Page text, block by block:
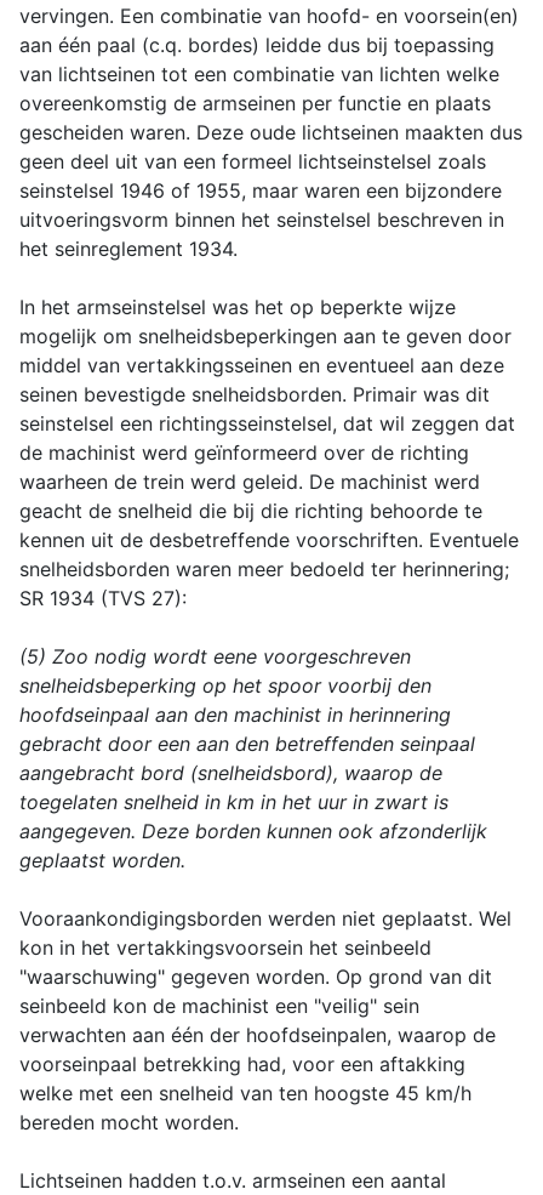
vervingen. Een combinatie van hoofd- en voorsein(en)
aan één paal (c.q. bordes) leidde dus bij toepassing
van lichtseinen tot een combinatie van lichten welke
overeenkomstig de armseinen per functie en plaats
gescheiden waren. Deze oude lichtseinen maakten dus
geen deel uit van een formeel lichtseinstelsel zoals
seinstelsel 1946 of 1955, maar waren een bijzondere
uitvoeringsvorm binnen het seinstelsel beschreven in
het seinreglement 1934.
In het armseinstelsel was het op beperkte wijze
mogelijk om snelheidsbeperkingen aan te geven door
middel van vertakkingsseinen en eventueel aan deze
seinen bevestigde snelheidsborden. Primair was dit
seinstelsel een richtingsseinstelsel, dat wil zeggen dat
de machinist werd geïnformeerd over de richting
waarheen de trein werd geleid. De machinist werd
geacht de snelheid die bij die richting behoorde te
kennen uit de desbetreffende voorschriften. Eventuele
snelheidsborden waren meer bedoeld ter herinnering;
SR 1934 (TVS 27):
(5) Zoo nodig wordt eene voorgeschreven
snelheidsbeperking op het spoor voorbij den
hoofdseinpaal aan den machinist in herinnering
gebracht door een aan den betreffenden seinpaal
aangebracht bord (snelheidsbord), waarop de
toegelaten snelheid in km in het uur in zwart is
aangegeven. Deze borden kunnen ook afzonderlijk
geplaatst worden.
Vooraankondigingsborden werden niet geplaatst. Wel
kon in het vertakkingsvoorsein het seinbeeld
"waarschuwing" gegeven worden. Op grond van dit
seinbeeld kon de machinist een "veilig" sein
verwachten aan één der hoofdseinpalen, waarop de
voorseinpaal betrekking had, voor een aftakking
welke met een snelheid van ten hoogste 45 km/h
bereden mocht worden.
Lichtseinen hadden t.o.v. armseinen een aantal